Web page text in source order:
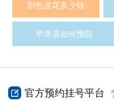
割包皮花多少钱
早泄该如何预防
官方预约挂号平台